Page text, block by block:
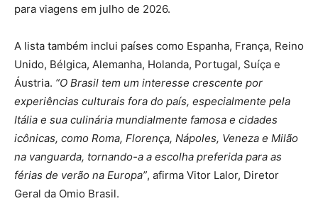
para viagens em julho de 2026.
A lista também inclui países como Espanha, França, Reino
Unido, Bélgica, Alemanha, Holanda, Portugal, Suíça e
Áustria. “O Brasil tem um interesse crescente por
experiências culturais fora do país, especialmente pela
Itália e sua culinária mundialmente famosa e cidades
icônicas, como Roma, Florença, Nápoles, Veneza e Milão
na vanguarda, tornando-a a escolha preferida para as
férias de verão na Europa”, afirma Vitor Lalor, Diretor
Geral da Omio Brasil.